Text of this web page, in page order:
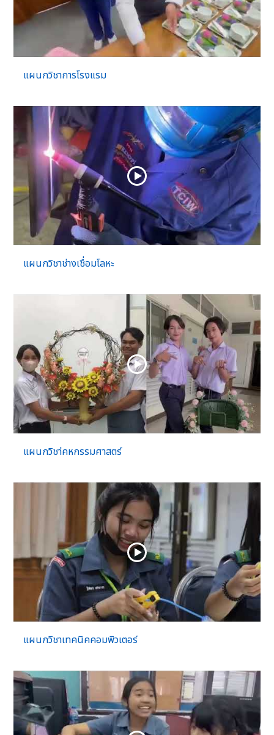
แผนกวิชาการโรงแรม
แผนกวิชาช่างเชื่อมโลหะ
แผนกวิชา่คหกรรมศาสตร์
แผนกวิชาเทคนิคคอมพิวเตอร์